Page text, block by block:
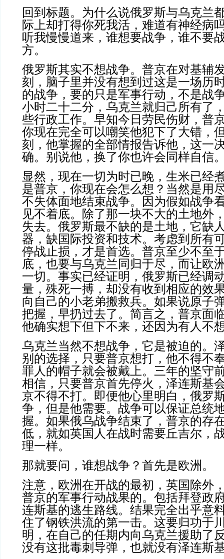
回到标题。为什么说俄罗斯与乌克兰
际上却打得你死我活，难道有神经病
听我慢慢道来，谁想要战争，谁不要
方。
俄罗斯其实不想战争。普京在对基辅
刻，脑子里并没有想到过这是一场历
的战争，要的只是军事行动，不是战
小时二十二分，乌克兰就归己所有了
些行政工作。早知今日劳民伤财，普
你现在完全可以嘲笑他犯下了大错，
刻，他掌握的全部情报告诉他，这一
确。别说他，换了你也许会同样自信
显然，现在一切为时已晚，生米已经
是普京，你现在会怎么想？当然是用
不失体面地结束战争。因为假如战争
见不着底。除了那一块不大的土地外
失去。俄罗斯最不缺的是土地，它缺
器，缺国际投资和技术。考虑到所有
停战止损，才是首选。普京至少不至
底，也要与乌克兰同归于尽，而让欧
一切。事实已经证明，俄罗斯已经调
量，殊死一搏，却没有收到相应的效
向自己的小老弟搬救兵。如果说原子
把握，早扔过去了。简言之，普京面
他确实想下但下不来，还因为有人不
乌克兰当然不想战争，它是被迫的。
别的选择，只要普京想打，他不得不
罪人的帽子就会被戴上。三年的坚守
相信，只要普京首先停火，泽连斯基
京不得不打。即便他心里明白，俄罗
争，但是他需要。战争可以保证总统
握。如果俄乌战争结束了，普京的存
低，就如英国人在战时需要丘吉尔，
理一样。
那就要问，谁想战争？首先是欧洲。
注意，欧洲在开战的最初，英国除外
普京的军事行动战果的。包括拜登政
连斯基的逃生路线。结果完全出乎意
住了钢铁洪流的第一击。这要归功于
明，在自己的任期内向乌克兰援助了
没有这批毒刺导弹，也就没有泽连斯